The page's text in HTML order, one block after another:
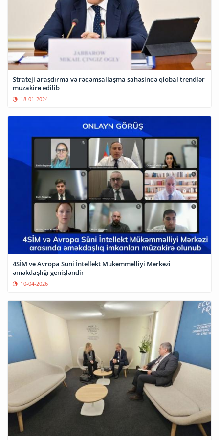
Strateji araşdırma və rəqəmsallaşma sahəsində qlobal trendlər
müzakirə edilib
18-01-2024
4SİM və Avropa Süni İntellekt Mükəmməlliyi Mərkəzi
əməkdaşlığı genişləndir
10-04-2026